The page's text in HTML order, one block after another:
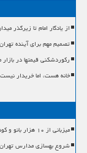
از یادگار امام تا زیرگذر
تصمیم مهم برای آینده تهران
رکوردشکنی قیمتها در
خانه هست، اما خریدار نیست
میزبانی از ۱۰ هزار بانو و کودک زائر کارنامه جامع خدمات قرارگاه زینبیه
شروع بهسازی مدارس